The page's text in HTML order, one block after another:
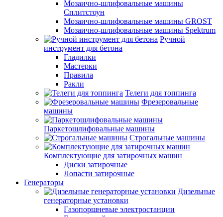
Мозаично-шлифовальные машины
Сплитстоун
Мозаично-шлифовальные машины GROST
Мозаично-шлифовальные машины Spektrum
Ручной
инструмент для бетона
Гладилки
Мастерки
Правила
Ракли
Телеги для топпинга
Фрезеровальные
машины
Паркетошлифовальные машины
Строгальные машины
Комплектующие для затирочных машин
Диски затирочные
Лопасти затирочные
Генераторы
Дизельные
генераторные установки
Газопоршневые электростанции